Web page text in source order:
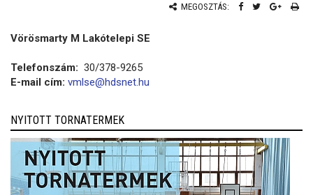
MEGOSZTÁS:
Vörösmarty M Lakótelepi SE
Telefonszám: 30/378-9265
E-mail cím: vmlse@hdsnet.hu
NYITOTT TORNATERMEK